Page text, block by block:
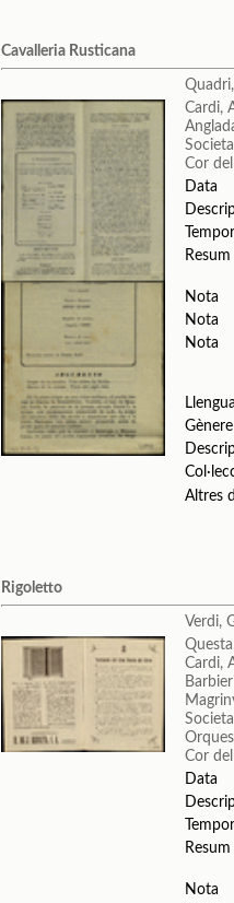
Cavalleria Rusticana
Cardi,
Cor
Data
Resum
Nota
Nota
Nota
Gènere
Altres
Rigoletto
Verdi,
Cardi,
Cor
Data
Resum
Nota